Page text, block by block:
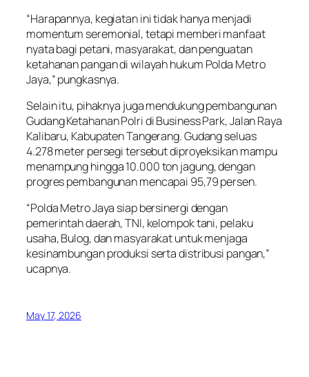
“Harapannya, kegiatan ini tidak hanya menjadi
momentum seremonial, tetapi memberi manfaat
nyata bagi petani, masyarakat, dan penguatan
ketahanan pangan di wilayah hukum Polda Metro
Jaya,” pungkasnya.
Selain itu, pihaknya juga mendukung pembangunan
Gudang Ketahanan Polri di Business Park, Jalan Raya
Kalibaru, Kabupaten Tangerang. Gudang seluas
4.278 meter persegi tersebut diproyeksikan mampu
menampung hingga 10.000 ton jagung, dengan
progres pembangunan mencapai 95,79 persen.
“Polda Metro Jaya siap bersinergi dengan
pemerintah daerah, TNI, kelompok tani, pelaku
usaha, Bulog, dan masyarakat untuk menjaga
kesinambungan produksi serta distribusi pangan,”
ucapnya.
May 17, 2026